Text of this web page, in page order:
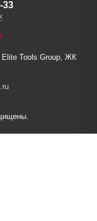
33
Tools Group, ЖК